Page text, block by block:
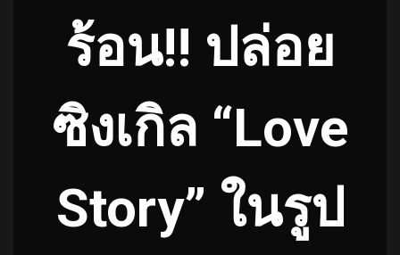
ร้อน!! ปล่อย
ซิงเกิล “Love
Story” ในรูป